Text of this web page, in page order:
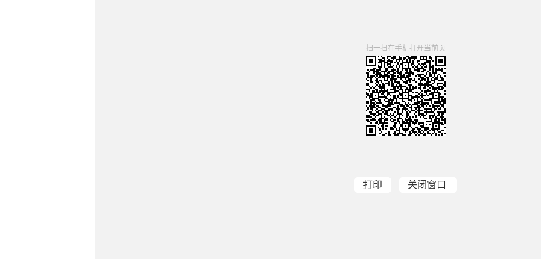
扫一扫在手机打开当前页
打印 关闭窗口